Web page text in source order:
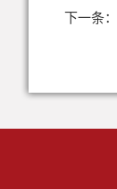
下一条：